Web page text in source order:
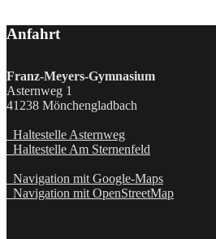
Anfahrt
Franz-Meyers-Gymnasium
Asternweg 1
41238 Mönchengladbach
Haltestelle Asternweg
Haltestelle Am Sternenfeld
Navigation mit Google-Maps
Navigation mit OpenStreetMap